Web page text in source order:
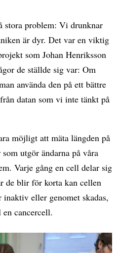
stora problem: Vi drunknar
är dyr. Det var en viktig
som Johan Henriksson
de ställde sig var: Om
använda den på ett bättre
datan som vi inte tänkt på
möjligt att mäta längden på
utgör ändarna på våra
Varje gång en cell delar sig
de blir för korta kan cellen
eller genomet skadas,
cancercell.